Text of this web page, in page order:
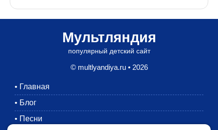
Мультляндия
популярный детский сайт
© multlyandiya.ru • 2026
• Главная
• Блог
• Песни